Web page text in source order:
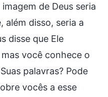
de Deus seria
além disso, seria a
disse que Ele
você conhece o
palavras? Pode
vocês a esse